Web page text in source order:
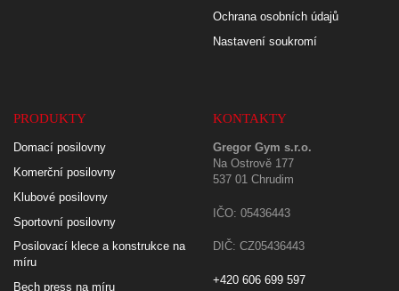
Ochrana osobních údajů
Nastavení soukromí
PRODUKTY
Domací posilovny
Komerční posilovny
Klubové posilovny
Sportovní posilovny
Posilovací klece a konstrukce na
míru
Bech press na míru
KONTAKTY
Gregor Gym s.r.o.
Na Ostrově 177
537 01 Chrudim
IČO: 05436443
DIČ: CZ05436443
+420 606 699 597